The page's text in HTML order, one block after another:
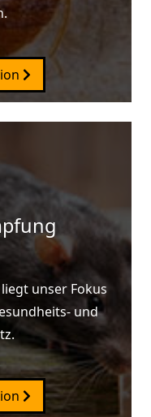
unser Fokus
und